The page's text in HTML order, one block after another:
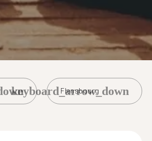
Flensbourg
keyboard_arrow_down